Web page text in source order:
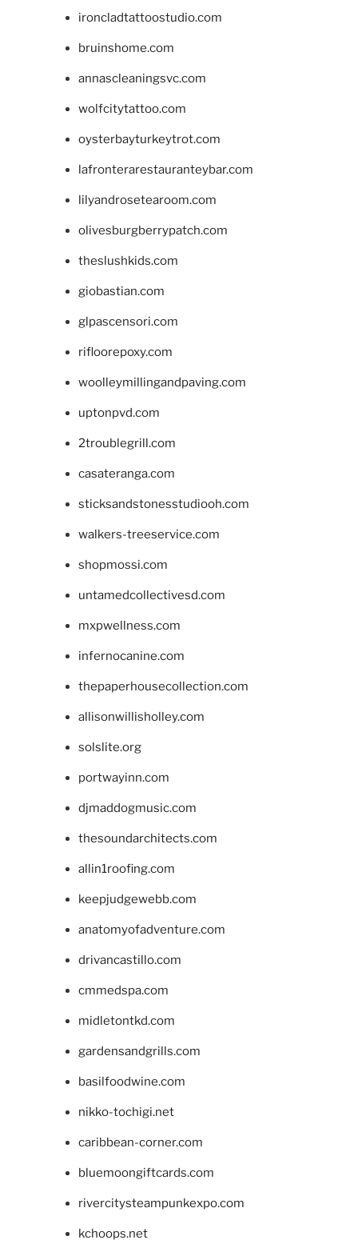
ironcladtattoostudio.com
bruinshome.com
annascleaningsvc.com
wolfcitytattoo.com
oysterbayturkeytrot.com
lafronterarestauranteybar.com
lilyandrosetearoom.com
olivesburgberrypatch.com
theslushkids.com
giobastian.com
glpascensori.com
rifloorepoxy.com
woolleymillingandpaving.com
uptonpvd.com
2troublegrill.com
casateranga.com
sticksandstonesstudiooh.com
walkers-treeservice.com
shopmossi.com
untamedcollectivesd.com
mxpwellness.com
infernocanine.com
thepaperhousecollection.com
allisonwillisholley.com
solslite.org
portwayinn.com
djmaddogmusic.com
thesoundarchitects.com
allin1roofing.com
keepjudgewebb.com
anatomyofadventure.com
drivancastillo.com
cmmedspa.com
midletontkd.com
gardensandgrills.com
basilfoodwine.com
nikko-tochigi.net
caribbean-corner.com
bluemoongiftcards.com
rivercitysteampunkexpo.com
kchoops.net